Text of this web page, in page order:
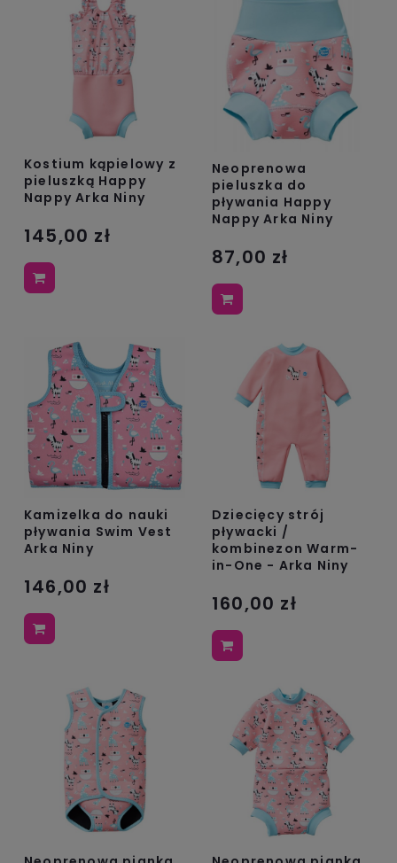
Kostium kąpielowy z
pieluszką Happy
Nappy Arka Niny
145,00 zł
Neoprenowa
pieluszka do
pływania Happy
Nappy Arka Niny
87,00 zł
Kamizelka do nauki
pływania Swim Vest
Arka Niny
146,00 zł
Dziecięcy strój
pływacki /
kombinezon Warm-
in-One - Arka Niny
160,00 zł